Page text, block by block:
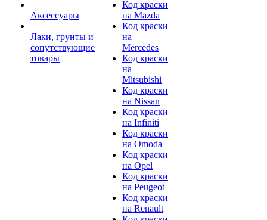
Аксессуары
Лаки, грунты и
сопутствующие
товары
Код краски
на Mazda
Код краски
на
Mercedes
Код краски
на
Mitsubishi
Код краски
на Nissan
Код краски
на Infiniti
Код краски
на Omoda
Код краски
на Opel
Код краски
на Peugeot
Код краски
на Renault